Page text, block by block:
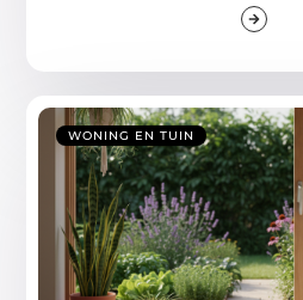
WONING EN TUIN